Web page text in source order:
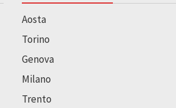
Aosta
Torino
Genova
Milano
Trento